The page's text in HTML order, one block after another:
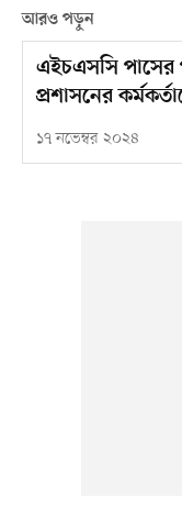
আরও পড়ুন
এইচএসসি পাসের
প্রশাসনের
১৭ নভেম্বর ২০২৪